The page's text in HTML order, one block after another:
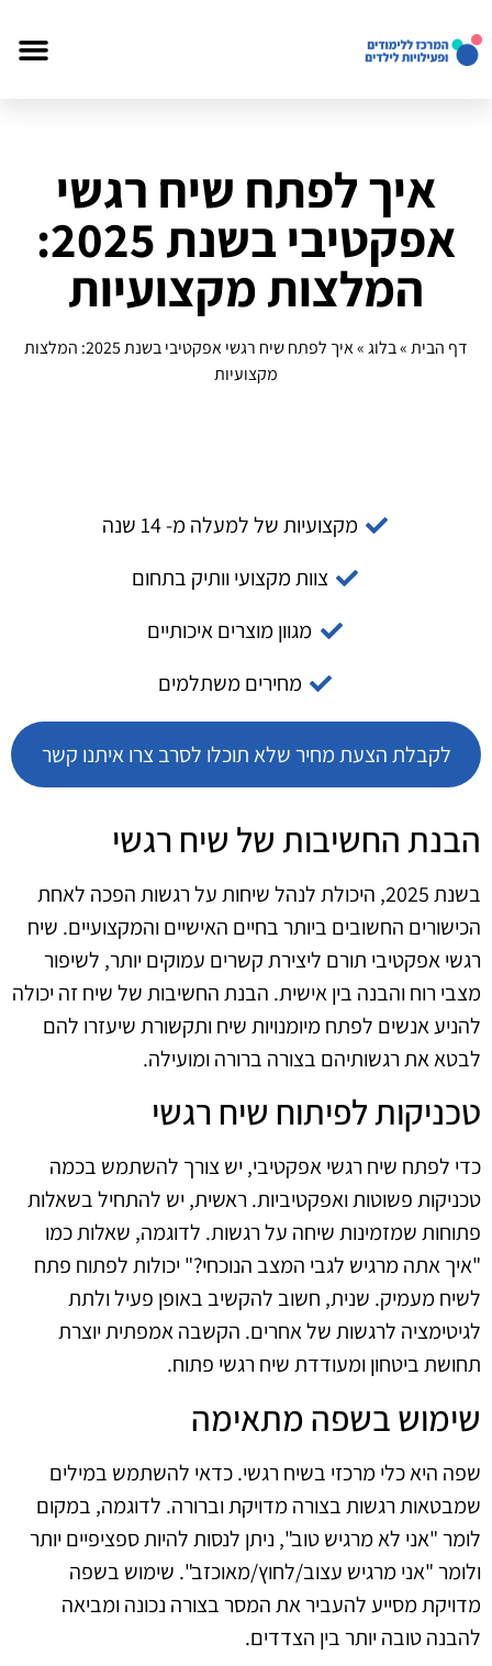
איך לפתח שיח רגשי
אפקטיבי בשנת 2025:
המלצות מקצועיות
דף הבית»בלוג»
איך לפתח שיח רגשי אפקטיבי בשנת 2025: המלצות
מקצועיות
מקצועיות של למעלה מ- 14 שנה
צוות מקצועי וותיק בתחום
מגוון מוצרים איכותיים
מחירים משתלמים
לקבלת הצעת מחיר שלא תוכלו לסרב צרו איתנו קשר
הבנת החשיבות של שיח רגשי
בשנת 2025, היכולת לנהל שיחות על רגשות הפכה לאחת
הכישורים החשובים ביותר בחיים האישיים והמקצועיים. שיח
רגשי אפקטיבי תורם ליצירת קשרים עמוקים יותר, לשיפור
מצבי רוח והבנה בין אישית. הבנת החשיבות של שיח זה יכולה
להניע אנשים לפתח מיומנויות שיח ותקשורת שיעזרו להם
לבטא את רגשותיהם בצורה ברורה ומועילה.
טכניקות לפיתוח שיח רגשי
כדי לפתח שיח רגשי אפקטיבי, יש צורך להשתמש בכמה
טכניקות פשוטות ואפקטיביות. ראשית, יש להתחיל בשאלות
פתוחות שמזמינות שיחה על רגשות. לדוגמה, שאלות כמו
"איך אתה מרגיש לגבי המצב הנוכחי?" יכולות לפתוח פתח
לשיח מעמיק. שנית, חשוב להקשיב באופן פעיל ולתת
לגיטימציה לרגשות של אחרים. הקשבה אמפתית יוצרת
תחושת ביטחון ומעודדת שיח רגשי פתוח.
שימוש בשפה מתאימה
שפה היא כלי מרכזי בשיח רגשי. כדאי להשתמש במילים
שמבטאות רגשות בצורה מדויקת וברורה. לדוגמה, במקום
לומר "אני לא מרגיש טוב", ניתן לנסות להיות ספציפיים יותר
ולומר "אני מרגיש עצוב/לחוץ/מאוכזב". שימוש בשפה
מדויקת מסייע להעביר את המסר בצורה נכונה ומביאה
להבנה טובה יותר בין הצדדים.